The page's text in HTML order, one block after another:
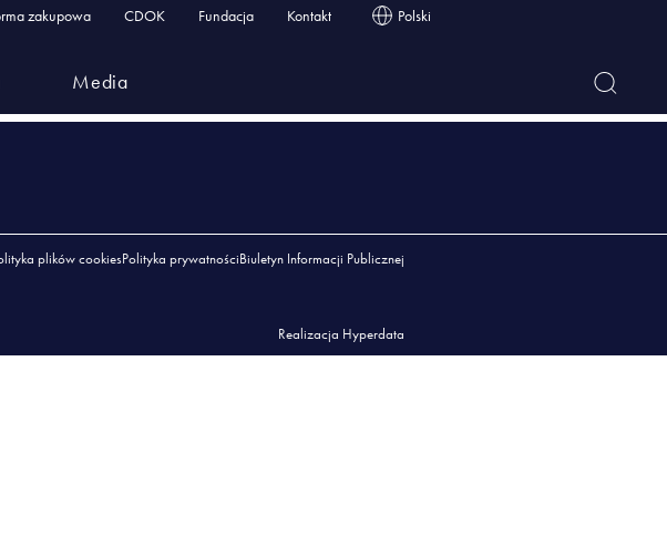
zakupowa CDOK Fundacja Kontakt Polski
Media
plików cookiesPolityka prywatnościBiuletyn Informacji Publicznej
Realizacja Hyperdata